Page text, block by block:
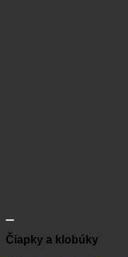
Čiapky a klobúky